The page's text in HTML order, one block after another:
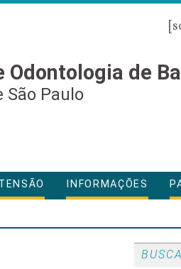
Odontologia de
São Paulo
INFORMAÇÕES
BUSCA